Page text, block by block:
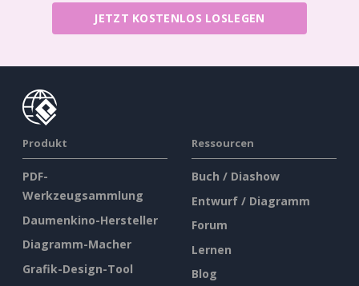
JETZT KOSTENLOS LOSLEGEN
Produkt
PDF-
Werkzeugsammlung
Daumenkino-Hersteller
Diagramm-Macher
Grafik-Design-Tool
Ressourcen
Buch / Diashow
Entwurf / Diagramm
Forum
Lernen
Blog